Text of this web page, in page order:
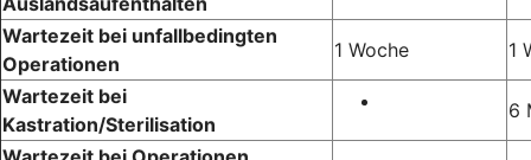
Wartezeit bei unfallbedingten
Operationen
1 Woche
1
Wartezeit bei
Kastration/Sterilisation
6